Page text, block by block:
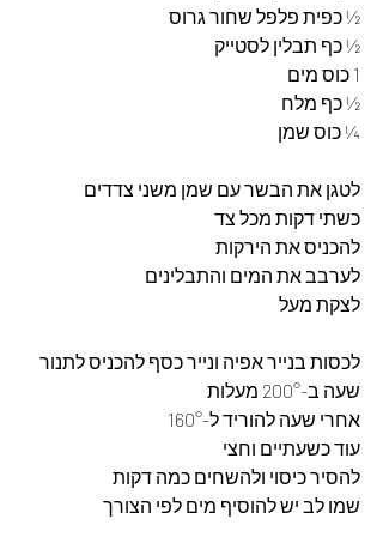
½ כפית פלפל שחור גרוס
½ כף תבלין לסטייק
1 כוס מים
½ כף מלח
¼ כוס שמן
לטגן את הבשר עם שמן משני צדדים
כשתי דקות מכל צד
להכניס את הירקות
לערבב את המים והתבלינים
לצקת מעל
לכסות בנייר אפיה ונייר כסף להכניס לתנור
שעה ב-200° מעלות
אחרי שעה להוריד ל-160°
עוד כשעתיים וחצי
להסיר כיסוי ולהשחים כמה דקות
שמו לב יש להוסיף מים לפי הצורך